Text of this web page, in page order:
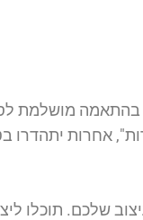
בהתאמה מושלמת
אחרות
שלכם. תוכלו